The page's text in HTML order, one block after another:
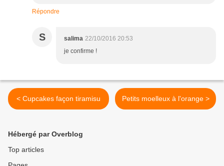
Répondre
S salima 22/10/2016 20:53
je confirme !
< Cupcakes façon tiramisu Petits moelleux à l'orange >
Hébergé par Overblog
Top articles